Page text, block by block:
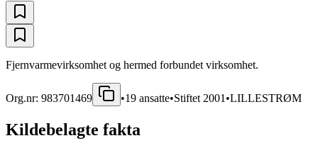
Fjernvarmevirksomhet og hermed forbundet virksomhet.
Org.nr: 983701469 •19 ansatte•Stiftet 2001 •LILLESTRØM
Kildebelagte fakta